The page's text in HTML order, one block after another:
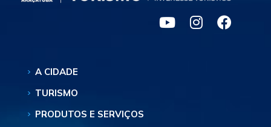
A CIDADE
TURISMO
PRODUTOS E SERVIÇOS